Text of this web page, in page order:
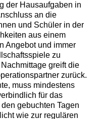
der Hausaufgaben in
an die
und Schüler in der
aus einem
Angebot und immer
zu
greift die
zurück.
muss mindestens
für das
gebuchten Tagen
wie zur regulären